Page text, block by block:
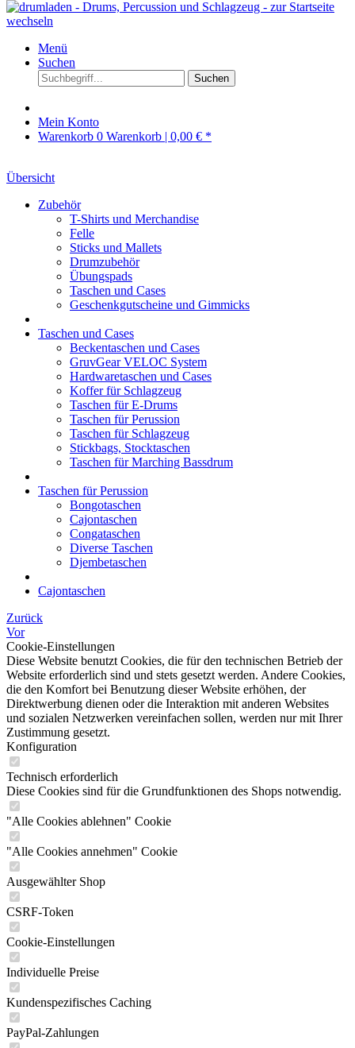
Menü
Suchen
Suchen
Mein Konto
Warenkorb 0 Warenkorb | 0,00 € *
Übersicht
Zubehör
T-Shirts und Merchandise
Felle
Sticks und Mallets
Drumzubehör
Übungspads
Taschen und Cases
Geschenkgutscheine und Gimmicks
Taschen und Cases
Beckentaschen und Cases
GruvGear VELOC System
Hardwaretaschen und Cases
Koffer für Schlagzeug
Taschen für E-Drums
Taschen für Perussion
Taschen für Schlagzeug
Stickbags, Stocktaschen
Taschen für Marching Bassdrum
Taschen für Perussion
Bongotaschen
Cajontaschen
Congataschen
Diverse Taschen
Djembetaschen
Cajontaschen
Zurück
Vor
Cookie-Einstellungen
Diese Website benutzt Cookies, die für den technischen Betrieb der
Website erforderlich sind und stets gesetzt werden. Andere Cookies,
die den Komfort bei Benutzung dieser Website erhöhen, der
Direktwerbung dienen oder die Interaktion mit anderen Websites
und sozialen Netzwerken vereinfachen sollen, werden nur mit Ihrer
Zustimmung gesetzt.
Konfiguration
Technisch erforderlich
Diese Cookies sind für die Grundfunktionen des Shops notwendig.
"Alle Cookies ablehnen" Cookie
"Alle Cookies annehmen" Cookie
Ausgewählter Shop
CSRF-Token
Cookie-Einstellungen
Individuelle Preise
Kundenspezifisches Caching
PayPal-Zahlungen